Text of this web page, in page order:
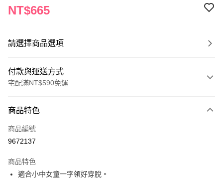
NT$665
請選擇商品選項
付款與運送方式
宅配滿NT$590免運
POYA支付
信用卡一次付款
Apple Pay
商品特色
商品編號
9672137
商品特色
適合小中女童一字領好穿脫。